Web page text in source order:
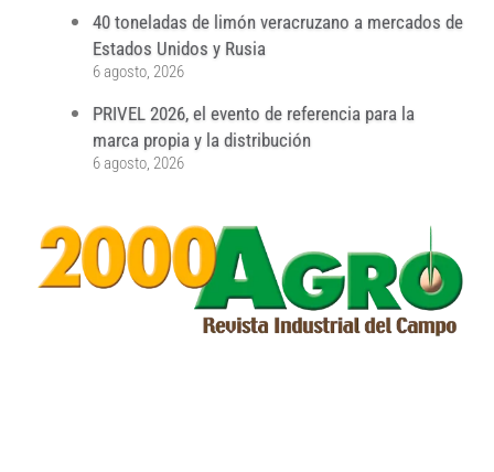
40 toneladas de limón veracruzano a mercados de
Estados Unidos y Rusia
6 agosto, 2026
PRIVEL 2026, el evento de referencia para la
marca propia y la distribución
6 agosto, 2026